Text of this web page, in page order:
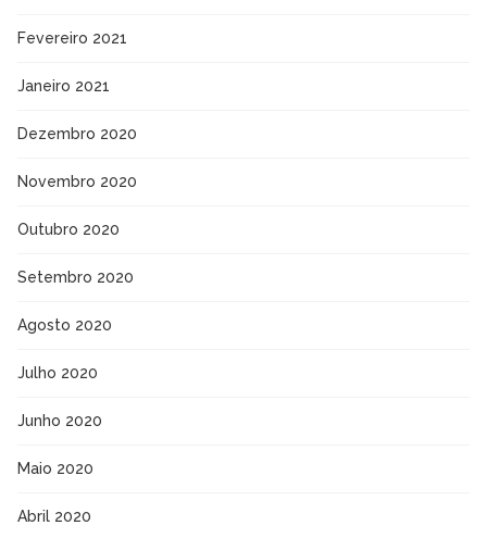
Fevereiro 2021
Janeiro 2021
Dezembro 2020
Novembro 2020
Outubro 2020
Setembro 2020
Agosto 2020
Julho 2020
Junho 2020
Maio 2020
Abril 2020